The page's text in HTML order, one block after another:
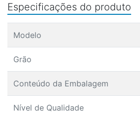
Especificações do produto
Modelo
Grão
Conteúdo da Embalagem
Nível de Qualidade